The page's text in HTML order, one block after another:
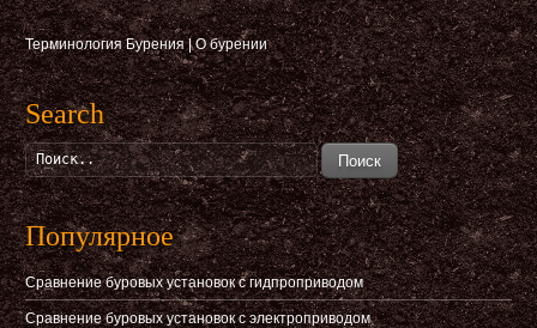
Терминология Бурения|О бурении
Search
Поиск
Популярное
Сравнение буровых установок с гидпроприводом
Сравнение буровых установок с электроприводом